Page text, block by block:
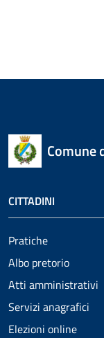
Comune
CITTADINI
Pratiche
Albo pretorio
Atti amministrativi
Servizi anagrafici
Elezioni online